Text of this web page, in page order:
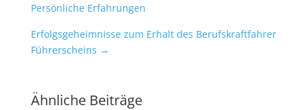
Persönliche Erfahrungen
Erfolgsgeheimnisse zum Erhalt des Berufskraftfahrer
Führerscheins →
Ähnliche Beiträge